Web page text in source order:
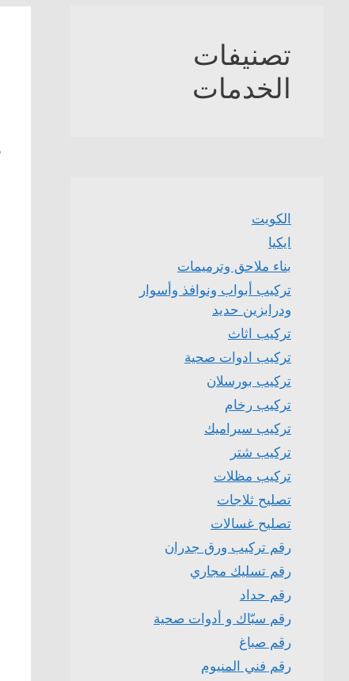
تصنيفات
الخدمات
الكويت
ايكيا
بناء ملاحق وترميمات
تركيب أبواب ونوافذ وأسوار
ودرابزين حديد
تركيب اثاث
تركيب ادوات صحية
تركيب بورسلان
تركيب رخام
تركيب سيراميك
تركيب شتر
تركيب مظلات
تصليح ثلاجات
تصليح غسالات
رقم تركيب ورق جدران
رقم تسليك مجاري
رقم حداد
رقم سبّاك و أدوات صحية
رقم صباغ
رقم فني المنيوم